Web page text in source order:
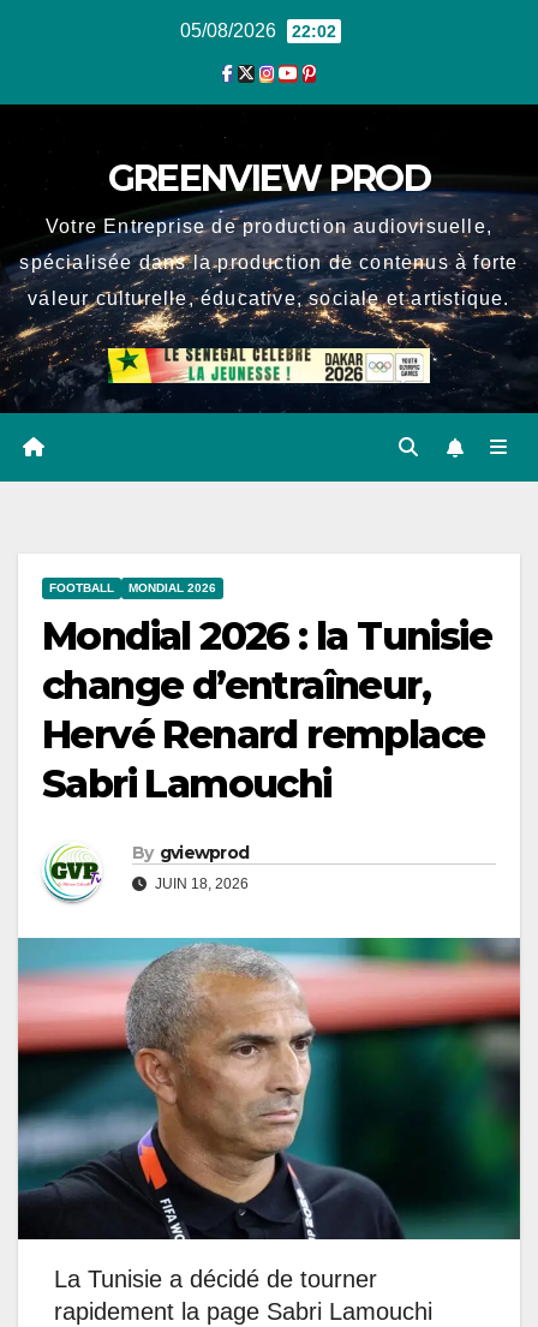
05/08/2026 22:02
GREENVIEW PROD
Votre Entreprise de production audiovisuelle,
spécialisée dans la production de contenus à forte
valeur culturelle, éducative, sociale et artistique.
FOOTBALL MONDIAL 2026
Mondial 2026 : la Tunisie
change d’entraîneur,
Hervé Renard remplace
Sabri Lamouchi
By gviewprod
JUIN 18, 2026
La Tunisie a décidé de tourner
rapidement la page Sabri Lamouchi